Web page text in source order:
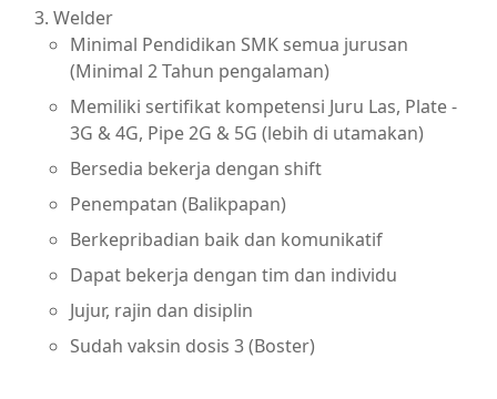
Welder
Minimal Pendidikan SMK semua jurusan
(Minimal 2 Tahun pengalaman)
Memiliki sertifikat kompetensi Juru Las, Plate -
3G & 4G, Pipe 2G & 5G (lebih di utamakan)
Bersedia bekerja dengan shift
Penempatan (Balikpapan)
Berkepribadian baik dan komunikatif
Dapat bekerja dengan tim dan individu
Jujur, rajin dan disiplin
Sudah vaksin dosis 3 (Boster)